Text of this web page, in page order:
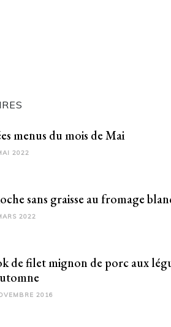
menus du mois de Mai
2022
sans graisse au fromage
2022
de filet mignon de porc aux
2016